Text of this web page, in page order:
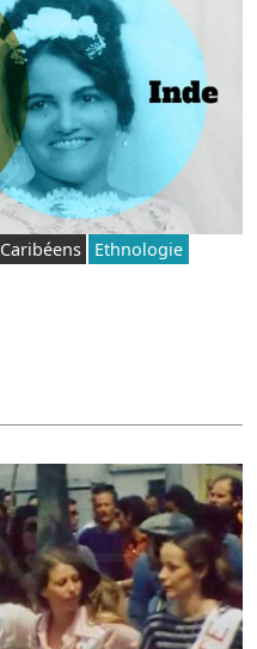
Caribéens
Ethnologie